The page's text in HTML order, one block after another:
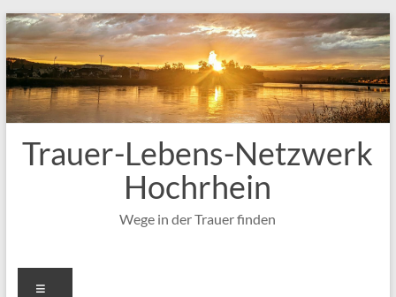
Zum
Inhalt
springen
Trauer-Lebens-Netzwerk
Hochrhein
Wege in der Trauer finden